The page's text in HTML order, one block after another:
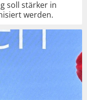
soll stärker in
werden.